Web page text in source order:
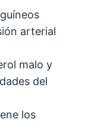
arterial
malo y
del
los